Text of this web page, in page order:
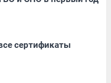
сертификаты